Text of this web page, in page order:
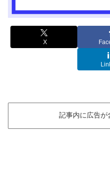
X
記事内に広告が